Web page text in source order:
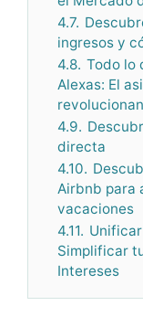
4.7.
ingresos y
4.8. Todo lo
Alexas: El
4.9.
directa
4.10.
Airbnb para
vacaciones
4.11.
Simplificar
Intereses